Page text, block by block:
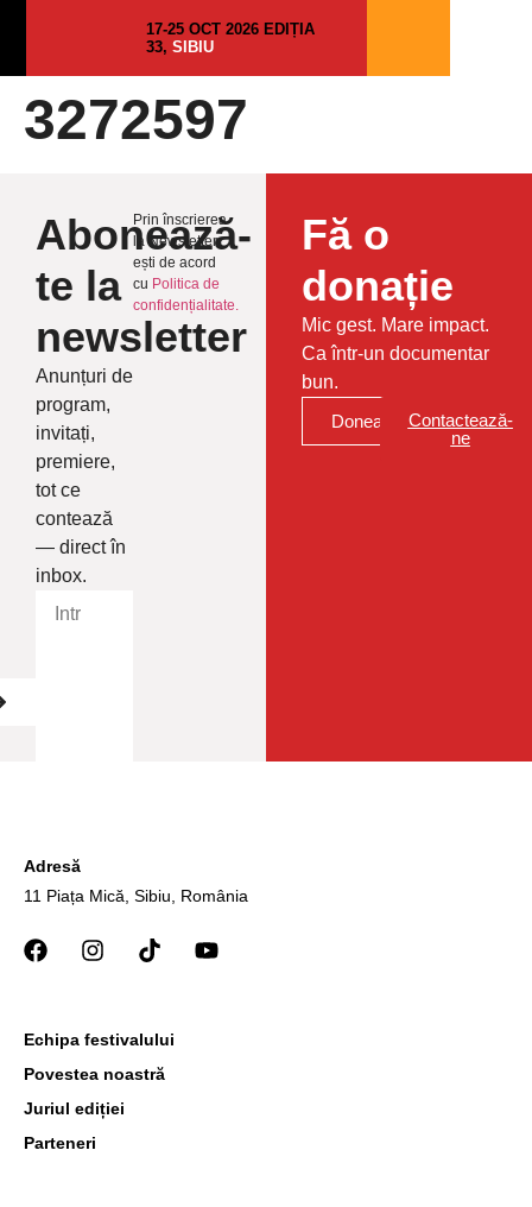
17-25 OCT 2026 EDIȚIA
33, SIBIU
3272597
Abonează-
te la
newsletter
Anunțuri de
program,
invitați,
premiere,
tot ce
contează
— direct în
inbox.
Prin înscrierea
la Newsletter
ești de acord
cu Politica de
confidențialitate.
Fă o
donație
Mic gest. Mare impact.
Ca într-un documentar
bun.
Donează
Contactează-
ne
Adresă
11 Piața Mică, Sibiu, România
Echipa festivalului
Povestea noastră
Juriul ediției
Parteneri